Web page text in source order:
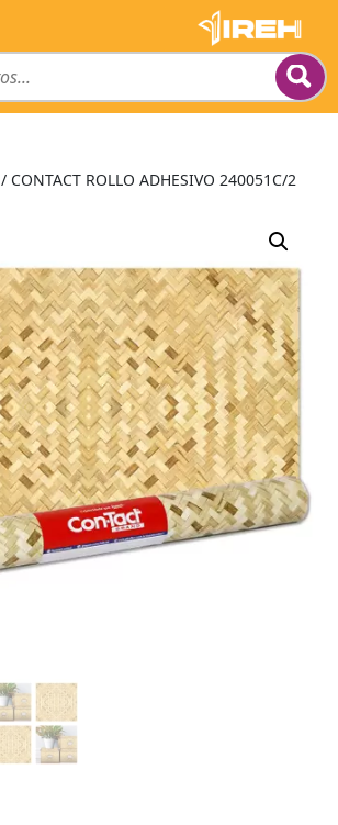
/ CONTACT ROLLO ADHESIVO 240051C/2